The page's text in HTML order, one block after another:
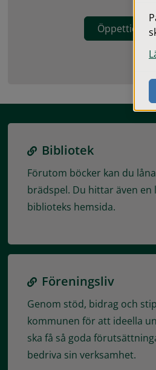
Öppettider
Bibliotek
Förutom böcker kan du
brädspel. Du hittar även en
biblioteks hemsida.
Föreningsliv
Genom stöd, bidrag och
kommunen för att ideella
ska få så goda
bedriva sin verksamhet.